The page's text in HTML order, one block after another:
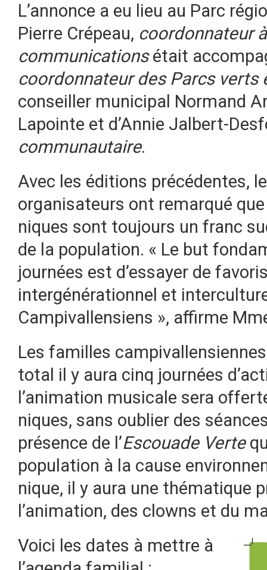
L’annonce a eu lieu au Parc
Pierre Crépeau, coordonnateur
communicationsétait
coordonnateur des Parcs
conseiller municipal Normand
Lapointe et d’Annie Jalbert-
communautaire.
Avec les éditions précédentes,
organisateurs ont remarqué
niques sont toujours un franc
de la population. « Le but
journées est d’essayer de
intergénérationnel et
Campivallensiens », affirme
Les familles
total il y aura cinq journées
l’animation musicale sera
niques, sans oublier des
présence de l’Escouade Verte
population à la cause
nique, il y aura une thématique
l’animation, des clowns et du
Voici les dates à mettre à